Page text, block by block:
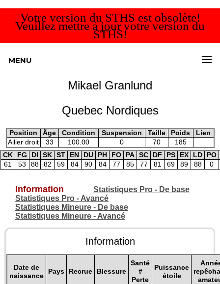
Votre version du STHS est obsolète!
Veuillez mettre à jour votre version du
STHS!
MENU
Mikael Granlund
Quebec Nordiques
Position Âge Condition Suspension Taille Poids
Lien
Ailier droit
33 100.00 0 70
185
CK
FG DI SK ST EN DU PH FO PA SC DF PS EX LD
PO
61
53 88 82 59 84 90 84 77 85 77 81 69 89 88 0
Information
Statistiques Pro - De base
Statistiques Pro - Avancé
Statistiques Mineure - De base
Statistiques Mineure - Avancé
Information
Date de
naissance
Pays Recrue Blessure
Santé
#
Perte
Puissance
étoile